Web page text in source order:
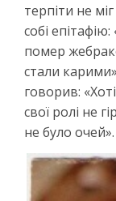
терпіти не
собі
помер
стали
говорив:
свої ролі не
не було очей».